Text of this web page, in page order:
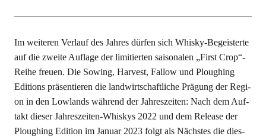
Im wei­te­ren Ver­lauf des Jah­res dür­fen sich Whis­ky-Begeis­ter­te
auf die zwei­te Auf­la­ge der limi­tier­ten sai­so­na­len „First Crop“-
Reihe freu­en. Die Sowing, Har­ve­st, Fallow und Ploug­hing
Edi­ti­ons prä­sen­tie­ren die land­wirt­schaft­li­che Prä­gung der Regi­
on in den Low­lands wäh­rend der Jah­res­zei­ten: Nach dem Auf­
takt die­ser Jah­res­zei­ten-Whis­kys 2022 und dem Release der
Ploug­hing Edi­ti­on im Janu­ar 2023 folgt als Nächs­tes die dies­